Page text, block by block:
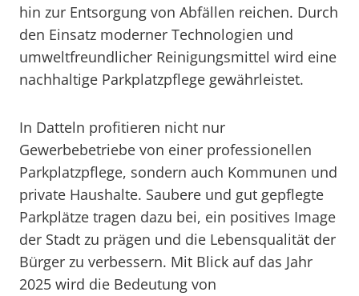
hin zur Entsorgung von Abfällen reichen. Durch
den Einsatz moderner Technologien und
umweltfreundlicher Reinigungsmittel wird eine
nachhaltige Parkplatzpflege gewährleistet.
In Datteln profitieren nicht nur
Gewerbebetriebe von einer professionellen
Parkplatzpflege, sondern auch Kommunen und
private Haushalte. Saubere und gut gepflegte
Parkplätze tragen dazu bei, ein positives Image
der Stadt zu prägen und die Lebensqualität der
Bürger zu verbessern. Mit Blick auf das Jahr
2025 wird die Bedeutung von